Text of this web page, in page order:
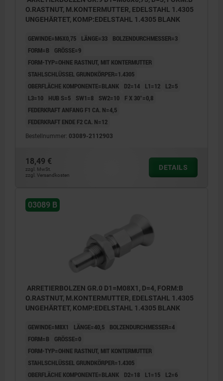
O.RASTNUT, M.KONTERMUTTER, EDELSTAHL 1.4305
UNGEHÄRTET, KOMP:EDELSTAHL 1.4305 BLANK
GEWINDE=M6X0,75 LÄNGE=33
BOLZENDURCHMESSER=3
FORM=B
GRÖSSE=9
FORM-TYP=OHNE RASTNUT, MIT KONTERMUTTER
STAHLSCHLÜSSEL GRUNDKÖRPER=1.4305
OBERFLÄCHE KOMPONENTE=BLANK
D2=14 L1=12
L2=5
L3=10
HUB S=5 SW1=8 SW2=10
F X 30°=0,8
FEDERKRAFT ANFANG F1 CA. N=4,5
FEDERKRAFT ENDE F2 CA. N=12
Bestellnummer: 03089-2112903
18,49 €
zzgl. MwSt.
zzgl. Versandkosten
DETAILS
03089 B
ARRETIERBOLZEN GR.0 D1=M08X1, D=4, FORM:B
O.RASTNUT, M.KONTERMUTTER, EDELSTAHL 1.4305
UNGEHÄRTET, KOMP:EDELSTAHL 1.4305 BLANK
GEWINDE=M8X1 LÄNGE=40,5
BOLZENDURCHMESSER=4
FORM=B
GRÖSSE=0
FORM-TYP=OHNE RASTNUT, MIT KONTERMUTTER
STAHLSCHLÜSSEL GRUNDKÖRPER=1.4305
OBERFLÄCHE KOMPONENTE=BLANK
D2=18 L1=15
L2=6